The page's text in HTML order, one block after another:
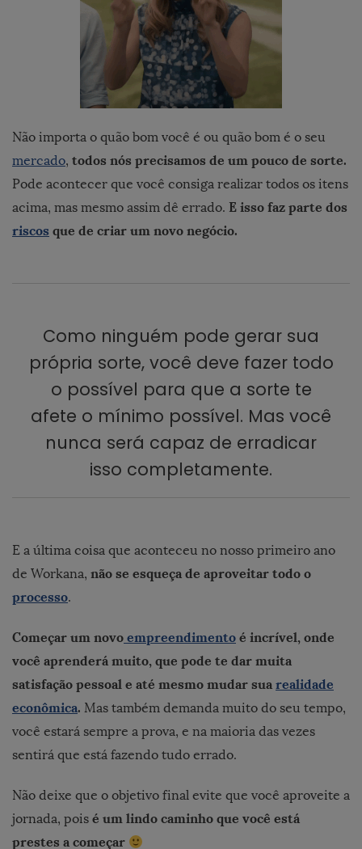
Não importa o quão bom você é ou quão bom é o seu
mercado, todos nós precisamos de um pouco de sorte.
Pode acontecer que você consiga realizar todos os itens
acima, mas mesmo assim dê errado. E isso faz parte dos
riscos que de criar um novo negócio.
Como ninguém pode gerar sua
própria sorte, você deve fazer todo
o possível para que a sorte te
afete o mínimo possível. Mas você
nunca será capaz de erradicar
isso completamente.
E a última coisa que aconteceu no nosso primeiro ano
de Workana, não se esqueça de aproveitar todo o
processo.
Começar um novo empreendimento é incrível, onde
você aprenderá muito, que pode te dar muita
satisfação pessoal e até mesmo mudar sua realidade
econômica. Mas também demanda muito do seu tempo,
você estará sempre a prova, e na maioria das vezes
sentirá que está fazendo tudo errado.
Não deixe que o objetivo final evite que você aproveite a
jornada, pois é um lindo caminho que você está
prestes a começar